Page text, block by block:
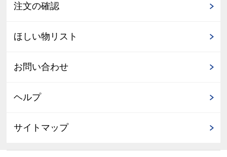
注文の確認
ほしい物リスト
お問い合わせ
ヘルプ
サイトマップ